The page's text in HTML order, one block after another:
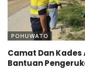
POHUWATO
Camat Dan Kades
Bantuan